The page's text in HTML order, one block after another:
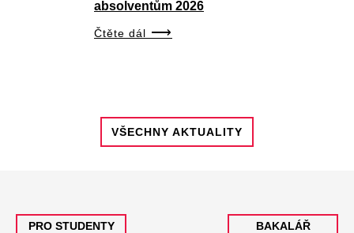
absolventům 2026
Čtěte dál
VŠECHNY AKTUALITY
PRO STUDENTY BAKALÁŘ